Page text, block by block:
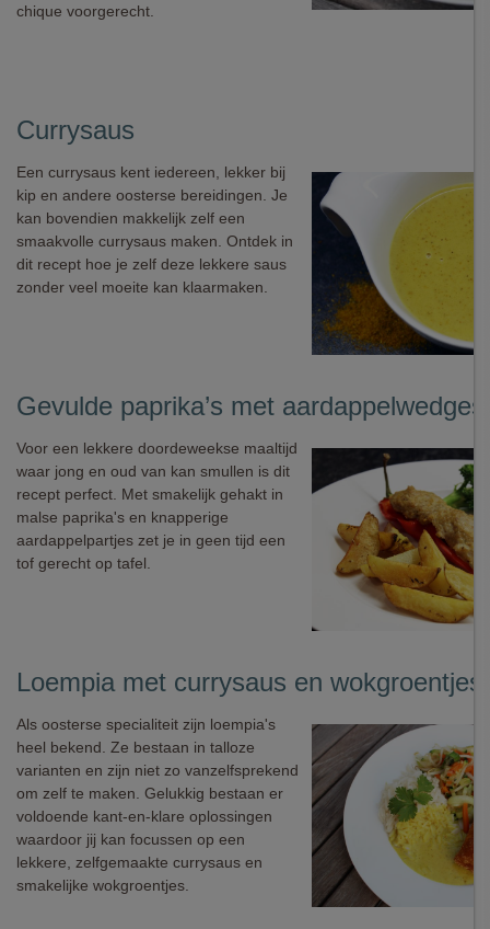
chique voorgerecht.
Currysaus
Een currysaus kent iedereen, lekker bij
kip en andere oosterse bereidingen. Je
kan bovendien makkelijk zelf een
smaakvolle currysaus maken. Ontdek in
dit recept hoe je zelf deze lekkere saus
zonder veel moeite kan klaarmaken.
Gevulde paprika’s met aardappelwedges
Voor een lekkere doordeweekse maaltijd
waar jong en oud van kan smullen is dit
recept perfect. Met smakelijk gehakt in
malse paprika's en knapperige
aardappelpartjes zet je in geen tijd een
tof gerecht op tafel.
Loempia met currysaus en wokgroentjes
Als oosterse specialiteit zijn loempia's
heel bekend. Ze bestaan in talloze
varianten en zijn niet zo vanzelfsprekend
om zelf te maken. Gelukkig bestaan er
voldoende kant-en-klare oplossingen
waardoor jij kan focussen op een
lekkere, zelfgemaakte currysaus en
smakelijke wokgroentjes.